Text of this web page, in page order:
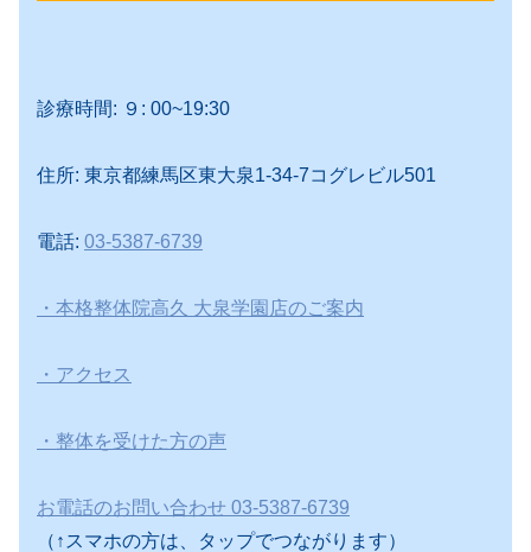
診療時間: ９: 00~19:30
住所: 東京都練馬区東大泉1-34-7コグレビル501
電話: 03-5387-6739
・本格整体院高久 大泉学園店のご案内
・アクセス
・整体を受けた方の声
お電話のお問い合わせ 03-5387-6739
（↑スマホの方は、タップでつながります）